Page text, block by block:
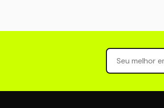
Seu email para